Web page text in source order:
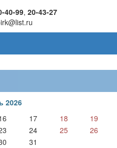
40-99, 20-43-27
2026
17 18
19
24 25
26
31